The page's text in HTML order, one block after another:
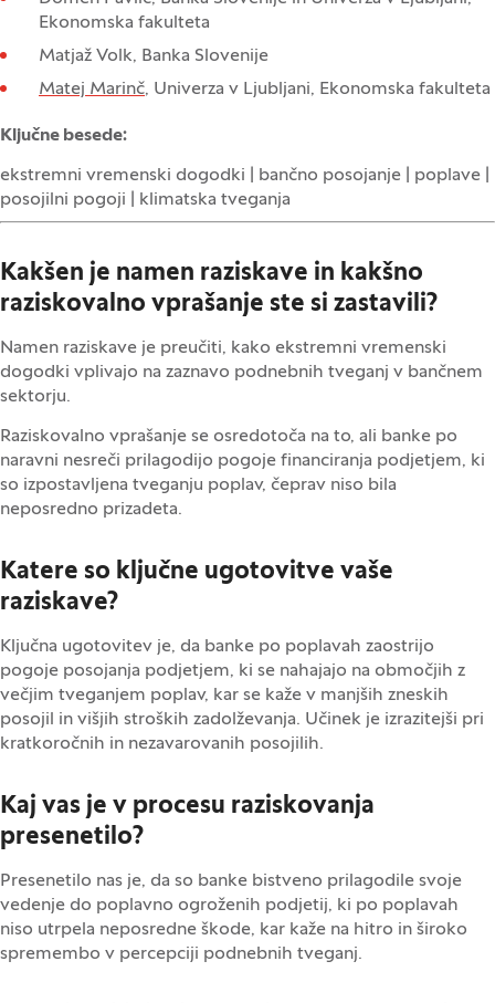
Ekonomska fakulteta
Matjaž Volk, Banka Slovenije
Matej Marinč, Univerza v Ljubljani, Ekonomska fakulteta
Ključne besede:
ekstremni vremenski dogodki | bančno posojanje | poplave |
posojilni pogoji | klimatska tveganja
Kakšen je namen raziskave in kakšno
raziskovalno vprašanje ste si zastavili?
Namen raziskave je preučiti, kako ekstremni vremenski
dogodki vplivajo na zaznavo podnebnih tveganj v bančnem
sektorju.
Raziskovalno vprašanje se osredotoča na to, ali banke po
naravni nesreči prilagodijo pogoje financiranja podjetjem, ki
so izpostavljena tveganju poplav, čeprav niso bila
neposredno prizadeta.
Katere so ključne ugotovitve vaše
raziskave?
Ključna ugotovitev je, da banke po poplavah zaostrijo
pogoje posojanja podjetjem, ki se nahajajo na območjih z
večjim tveganjem poplav, kar se kaže v manjših zneskih
posojil in višjih stroških zadolževanja. Učinek je izrazitejši pri
kratkoročnih in nezavarovanih posojilih.
Kaj vas je v procesu raziskovanja
presenetilo?
Presenetilo nas je, da so banke bistveno prilagodile svoje
vedenje do poplavno ogroženih podjetij, ki po poplavah
niso utrpela neposredne škode, kar kaže na hitro in široko
spremembo v percepciji podnebnih tveganj.